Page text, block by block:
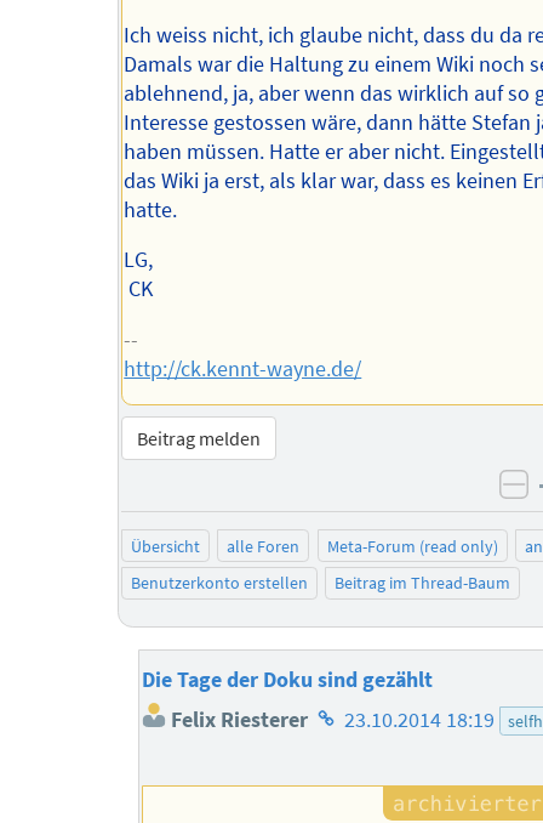
Ich weiss nicht, ich glaube nicht, dass du da
Damals war die Haltung zu einem Wiki noch
ablehnend, ja, aber wenn das wirklich auf so
Interesse gestossen wäre, dann hätte Stefan
haben müssen. Hatte er aber nicht.
das Wiki ja erst, als klar war, dass es keinen
hatte.
LG,
CK
--
http://ck.kennt-wayne.de/
Beitrag melden
Übersicht alle Foren Meta-Forum (read only)
Benutzerkonto erstellen
Beitrag im Thread-Baum
Die Tage der Doku sind gezählt
Felix Riesterer Homepage
Autors
23.10.2014 18:19